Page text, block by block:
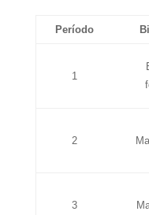
Período
1
2
3